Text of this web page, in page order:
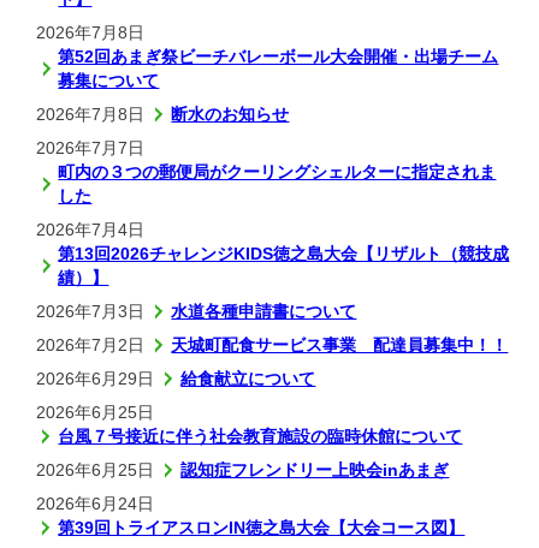
2026年7月8日
第52回あまぎ祭ビーチバレーボール大会開催・出場チーム
募集について
2026年7月8日
断水のお知らせ
2026年7月7日
町内の３つの郵便局がクーリングシェルターに指定されま
した
2026年7月4日
第13回2026チャレンジKIDS徳之島大会【リザルト（競技成
績）】
2026年7月3日
水道各種申請書について
2026年7月2日
天城町配食サービス事業 配達員募集中！！
2026年6月29日
給食献立について
2026年6月25日
台風７号接近に伴う社会教育施設の臨時休館について
2026年6月25日
認知症フレンドリー上映会inあまぎ
2026年6月24日
第39回トライアスロンIN徳之島大会【大会コース図】